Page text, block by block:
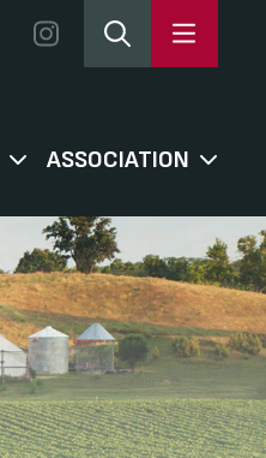
ASSOCIATION